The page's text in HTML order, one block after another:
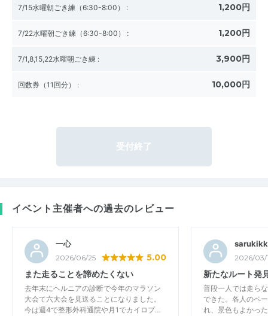
7/15水曜朝ごき練（6:30-8:00） : 1,200円
7/22水曜朝ごき練（6:30-8:00） : 1,200円
7/1,8,15,22水曜朝ごき練 : 3,900円
回数券（11回分） : 10,000円
受付終了
イベント主催者への過去のレビュー
一心
2026/06/25 5.00
また走ることを諦めたくない
去年末にヘルニアの診断で今年のマラソン
大会て六大会を見送ることになりました。
今は週4で整形外科通院や月1でカイロプ…
2026/03/
新たなルート発
普段一人では走ら
できた。各人のペ
れ、景色もよかっ